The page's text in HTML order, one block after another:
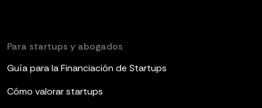
Para startups y abogados
Guía para la Financiación de Startups
Cómo valorar startups